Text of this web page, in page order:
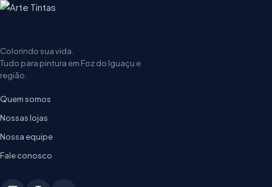
Colorindo sua vida.
Tudo para pintura em Foz do Iguaçu e
região.
Quem somos
Nossas lojas
Nossa equipe
Fale conosco